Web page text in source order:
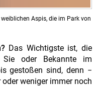
Aspis, die im Park von
Das Wichtigste ist, die
oder Bekannte im
gestoßen sind, denn −
weniger immer noch